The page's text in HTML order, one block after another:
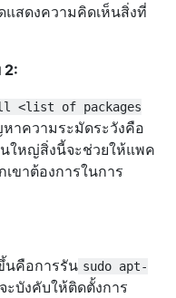
สดงความคิดเห็นสิ่งที่
2:
<list of packages
าความระมัดระวังคือ
ใหญ่สิ่งนี้จะช่วยให้แพค
ขาต้องการในการ
นคือการรัน sudo apt-
ะบังคับให้ติดตั้งการ